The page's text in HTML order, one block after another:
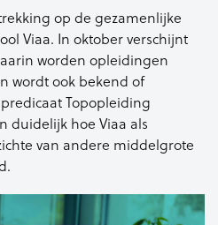
op de gezamenlijke
Viaa. In oktober verschijnt
worden opleidingen
wordt ook bekend of
Topopleiding
duidelijk hoe Viaa als
van andere middelgrote